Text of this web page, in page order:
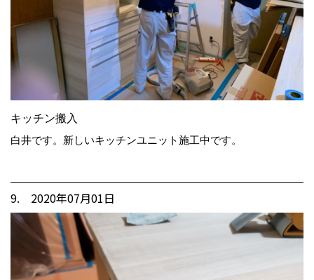
キッチン搬入
白井です。新しいキッチンユニット施工中です。
9. 2020年07月01日